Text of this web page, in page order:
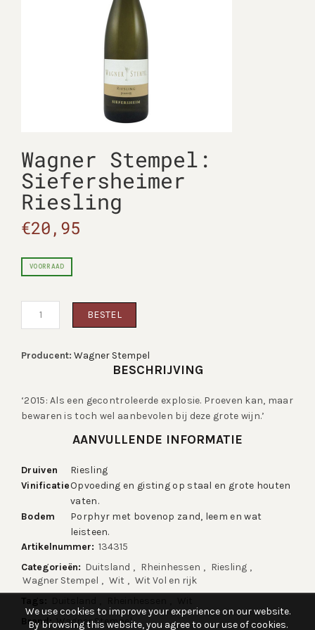
Wagner Stempel:
Siefersheimer
Riesling
€20,95
VOORRAAD
Wagner
Stempel:
Siefersheimer
Aantal
BESTEL
Producent: Wagner Stempel
BESCHRIJVING
‘2015: Als een gecontroleerde explosie. Proeven kan, maar
bewaren is toch wel aanbevolen bij deze grote wijn.’
AANVULLENDE INFORMATIE
Druiven
Riesling
VinificatieOpvoeding en gisting op staal en grote houten
vaten.
Bodem
Porphyr met bovenop zand, leem en wat
leisteen.
Artikelnummer: 134315
Categorieën: Duitsland , Rheinhessen , Riesling ,
Wagner Stempel , Wit , Wit Vol en rijk
Brand:Wagner Stempel
We use cookies to improve your experience on our website.
By browsing this website, you agree to our use of cookies.